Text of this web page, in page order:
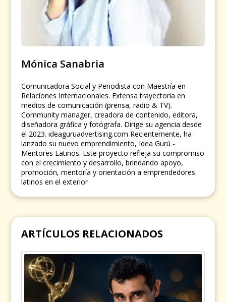
Mónica Sanabria
Comunicadora Social y Periodista con Maestría en
Relaciones Internacionales. Extensa trayectoria en
medios de comunicación (prensa, radio & TV).
Community manager, creadora de contenido, editora,
diseñadora gráfica y fotógrafa. Dirige su agencia desde
el 2023. ideaguruadvertising.com Recientemente, ha
lanzado su nuevo emprendimiento, Idea Gurú -
Mentores Latinos. Este proyecto refleja su compromiso
con el crecimiento y desarrollo, brindando apoyo,
promoción, mentoría y orientación a emprendedores
latinos en el exterior
ARTÍCULOS RELACIONADOS